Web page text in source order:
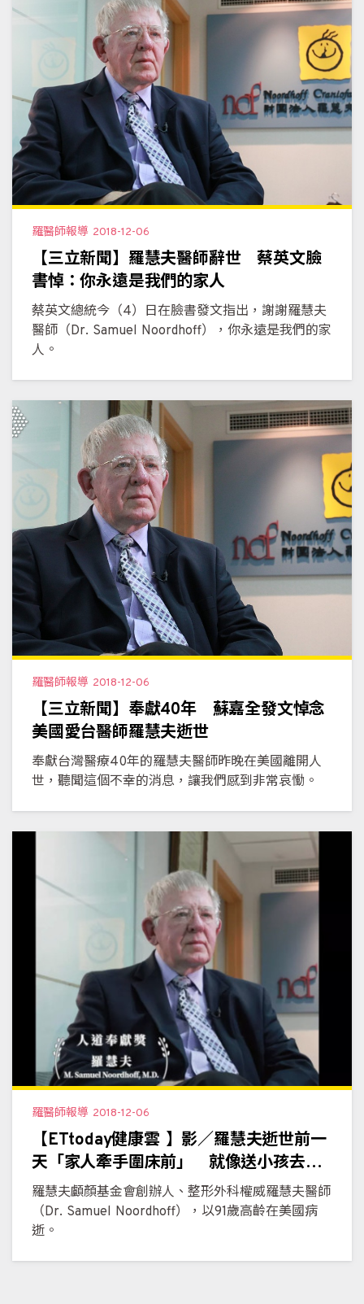
羅醫師報導 2018-12-06
【三立新聞】羅慧夫醫師辭世 蔡英文臉
書悼：你永遠是我們的家人
蔡英文總統今（4）日在臉書發文指出，謝謝羅慧夫
醫師（Dr. Samuel Noordhoff），你永遠是我們的家
人。
羅醫師報導 2018-12-06
【三立新聞】奉獻40年 蘇嘉全發文悼念
美國愛台醫師羅慧夫逝世
奉獻台灣醫療40年的羅慧夫醫師昨晚在美國離開人
世，聽聞這個不幸的消息，讓我們感到非常哀慟。
羅醫師報導 2018-12-06
【ETtoday健康雲 】影／羅慧夫逝世前一
天「家人牽手圍床前」 就像送小孩去遠
方
羅慧夫顱顏基金會創辦人、整形外科權威羅慧夫醫師
（Dr. Samuel Noordhoff），以91歲高齡在美國病
逝。